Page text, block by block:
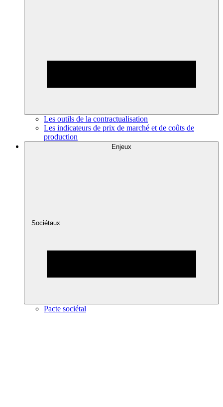
Les outils de la contractualisation
Les indicateurs de prix de marché et de coûts de
production
Enjeux
Sociétaux
Pacte sociétal